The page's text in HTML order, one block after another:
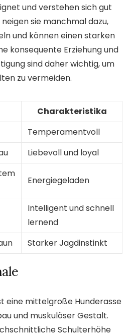
und verstehen sich gut
sie manchmal dazu,
und können einen starken
konsequente Erziehung und
sind daher wichtig, um
zu vermeiden.
Charakteristika
Temperamentvoll
Liebevoll und loyal
Energiegeladen
Intelligent und schnell
lernend
Starker Jagdinstinkt
eine mittelgroße Hunderasse
und muskulöser Gestalt.
Schulterhöhe